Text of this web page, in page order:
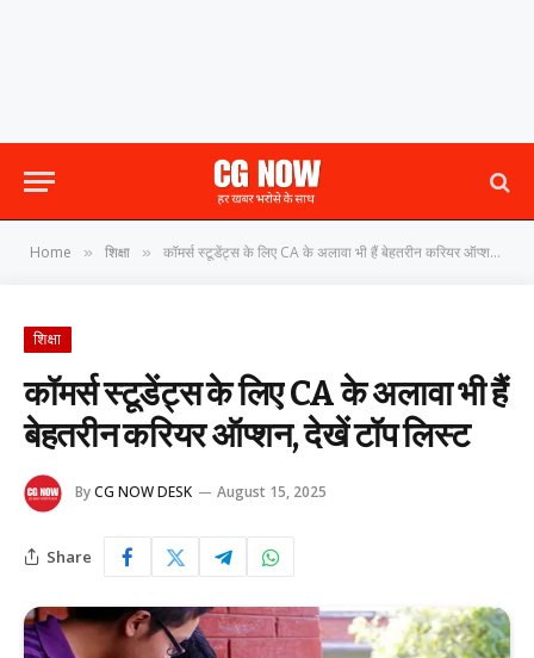
Home » शिक्षा » कॉमर्स स्टूडेंट्स के लिए CA के अलावा भी हैं बेहतरीन करियर ऑप्शन, देखें टॉप लिस्ट
शिक्षा
कॉमर्स स्टूडेंट्स के लिए CA के अलावा भी हैं
बेहतरीन करियर ऑप्शन, देखें टॉप लिस्ट
ByCG NOW DESK August 15, 2025
Share